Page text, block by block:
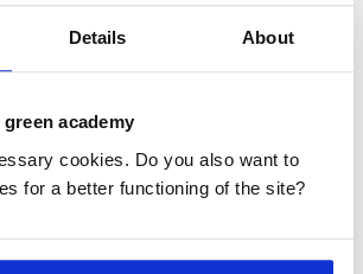
Details About
academy
cookies. Do you also want to
for a better functioning of the site?
uur